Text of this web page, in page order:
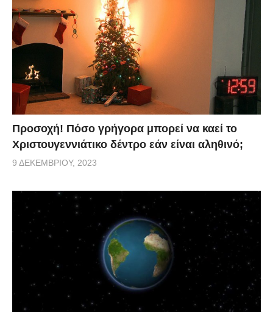
Προσοχή! Πόσο γρήγορα μπορεί να καεί το
Χριστουγεννιάτικο δέντρο εάν είναι αληθινό;
9 ΔΕΚΕΜΒΡΊΟΥ, 2023